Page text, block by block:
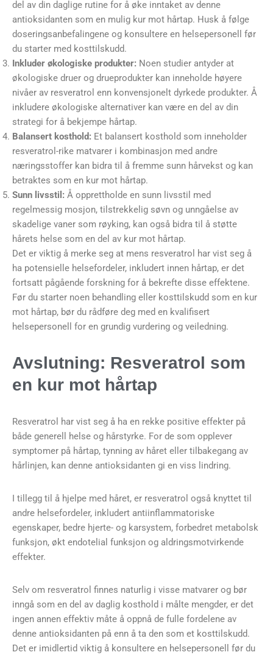
del av din daglige rutine for å øke inntaket av denne
antioksidanten som en mulig kur mot hårtap. Husk å følge
doseringsanbefalingene og konsultere en helsepersonell før
du starter med kosttilskudd.
Inkluder økologiske produkter: Noen studier antyder at
økologiske druer og drueprodukter kan inneholde høyere
nivåer av resveratrol enn konvensjonelt dyrkede produkter. Å
inkludere økologiske alternativer kan være en del av din
strategi for å bekjempe hårtap.
Balansert kosthold: Et balansert kosthold som inneholder
resveratrol-rike matvarer i kombinasjon med andre
næringsstoffer kan bidra til å fremme sunn hårvekst og kan
betraktes som en kur mot hårtap.
Sunn livsstil: Å opprettholde en sunn livsstil med
regelmessig mosjon, tilstrekkelig søvn og unngåelse av
skadelige vaner som røyking, kan også bidra til å støtte
hårets helse som en del av kur mot hårtap.
Det er viktig å merke seg at mens resveratrol har vist seg å
ha potensielle helsefordeler, inkludert innen hårtap, er det
fortsatt pågående forskning for å bekrefte disse effektene.
Før du starter noen behandling eller kosttilskudd som en kur
mot hårtap, bør du rådføre deg med en kvalifisert
helsepersonell for en grundig vurdering og veiledning.
Avslutning: Resveratrol som
en kur mot hårtap
Resveratrol har vist seg å ha en rekke positive effekter på
både generell helse og hårstyrke. For de som opplever
symptomer på hårtap, tynning av håret eller tilbakegang av
hårlinjen, kan denne antioksidanten gi en viss lindring.
I tillegg til å hjelpe med håret, er resveratrol også knyttet til
andre helsefordeler, inkludert antiinflammatoriske
egenskaper, bedre hjerte- og karsystem, forbedret metabolsk
funksjon, økt endotelial funksjon og aldringsmotvirkende
effekter.
Selv om resveratrol finnes naturlig i visse matvarer og bør
inngå som en del av daglig kosthold i målte mengder, er det
ingen annen effektiv måte å oppnå de fulle fordelene av
denne antioksidanten på enn å ta den som et kosttilskudd.
Det er imidlertid viktig å konsultere en helsepersonell før du